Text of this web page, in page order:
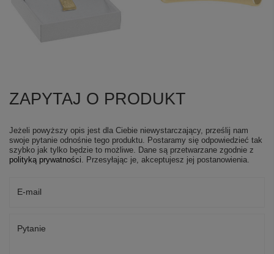
ZAPYTAJ O PRODUKT
Jeżeli powyższy opis jest dla Ciebie niewystarczający, prześlij nam
swoje pytanie odnośnie tego produktu. Postaramy się odpowiedzieć tak
szybko jak tylko będzie to możliwe. Dane są przetwarzane zgodnie z
polityką prywatności. Przesyłając je, akceptujesz jej postanowienia.
E-mail
Pytanie